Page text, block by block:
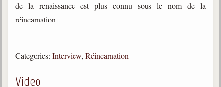
Enseignement
Cours dispensés au Centre
de la renaissance est plus connu sous le nom de la
réincarnation.
Categories: Interview, Réincarnation
Video